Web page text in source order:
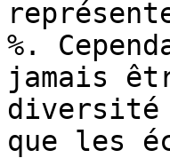
%.
jamais
diversité
que les